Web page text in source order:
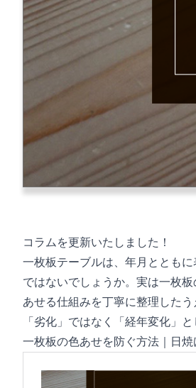
コラムを更新いたしました！
一枚板テーブルは、年月ととも
ではないでしょうか。実は一枚
あせる仕組みを丁寧に整理した
「劣化」ではなく「経年変化」
一枚板の色あせを防ぐ方法｜日